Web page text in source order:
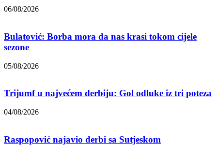
06/08/2026
Bulatović: Borba mora da nas krasi tokom cijele
sezone
05/08/2026
Trijumf u najvećem derbiju: Gol odluke iz tri poteza
04/08/2026
Raspopović najavio derbi sa Sutjeskom